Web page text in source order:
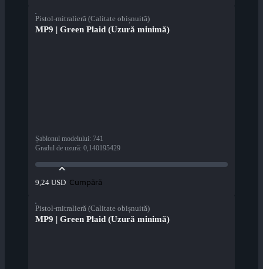
Pistol-mitralieră (Calitate obișnuită)
MP9 | Green Plaid (Uzură minimă)
Șablonul modelului: 741
Gradul de uzură: 0,140195429
9,24 USD Cumpără
Pistol-mitralieră (Calitate obișnuită)
MP9 | Green Plaid (Uzură minimă)